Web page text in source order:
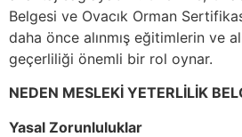
Belgesi ve Ovacık Orman
daha önce alınmış eğitimlerin ve
geçerliliği önemli bir rol oynar.
NEDEN MESLEKİ YETERLİLİK
Yasal Zorunluluklar